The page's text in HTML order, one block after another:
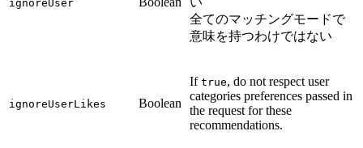
ignoreUser
全てのマッチングモードで
意味を持つわけではない
ignoreUserLikes Boolean
If true, do not respect user
categories preferences passed in
the request for these
recommendations.